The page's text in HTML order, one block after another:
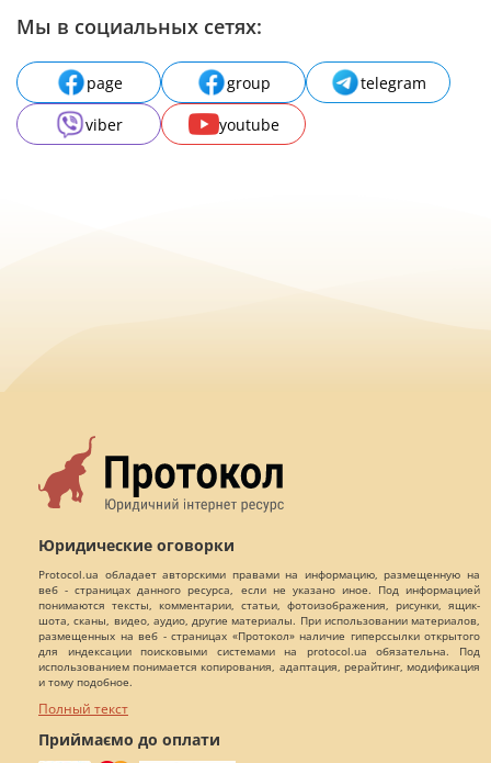
Мы в социальных сетях:
page group
telegram
viber
youtube
Юридические оговорки
Protocol.ua обладает авторскими правами на информацию, размещенную на
веб - страницах данного ресурса, если не указано иное. Под информацией
понимаются тексты, комментарии, статьи, фотоизображения, рисунки, ящик-
шота, сканы, видео, аудио, другие материалы. При использовании материалов,
размещенных на веб - страницах «Протокол» наличие гиперссылки открытого
для индексации поисковыми системами на protocol.ua обязательна. Под
использованием понимается копирования, адаптация, рерайтинг, модификация
и тому подобное.
Полный текст
Приймаємо до оплати